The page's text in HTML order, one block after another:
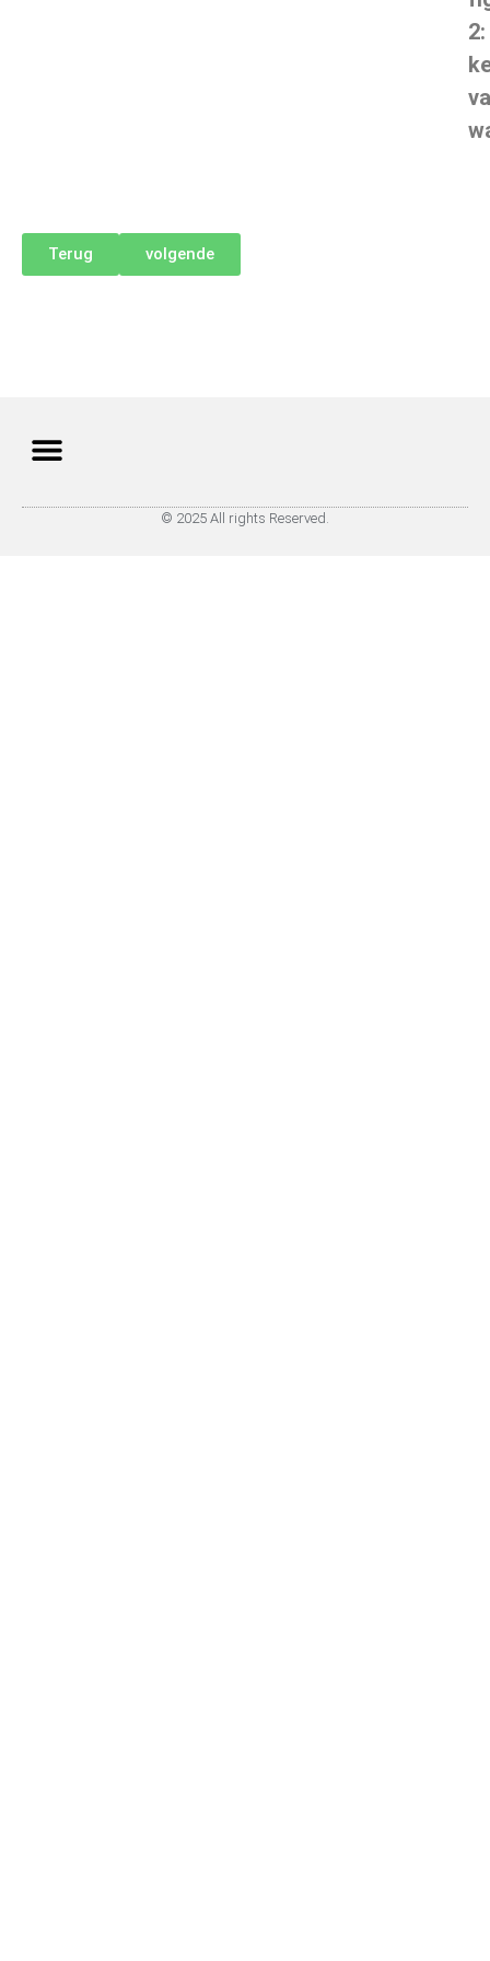
2:
Terug volgende
© 2025 All rights Reserved.